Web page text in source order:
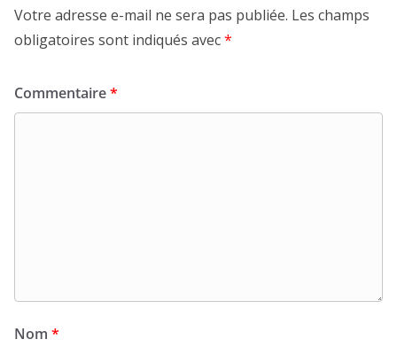
Votre adresse e-mail ne sera pas publiée. Les champs
obligatoires sont indiqués avec*
Commentaire*
Nom *